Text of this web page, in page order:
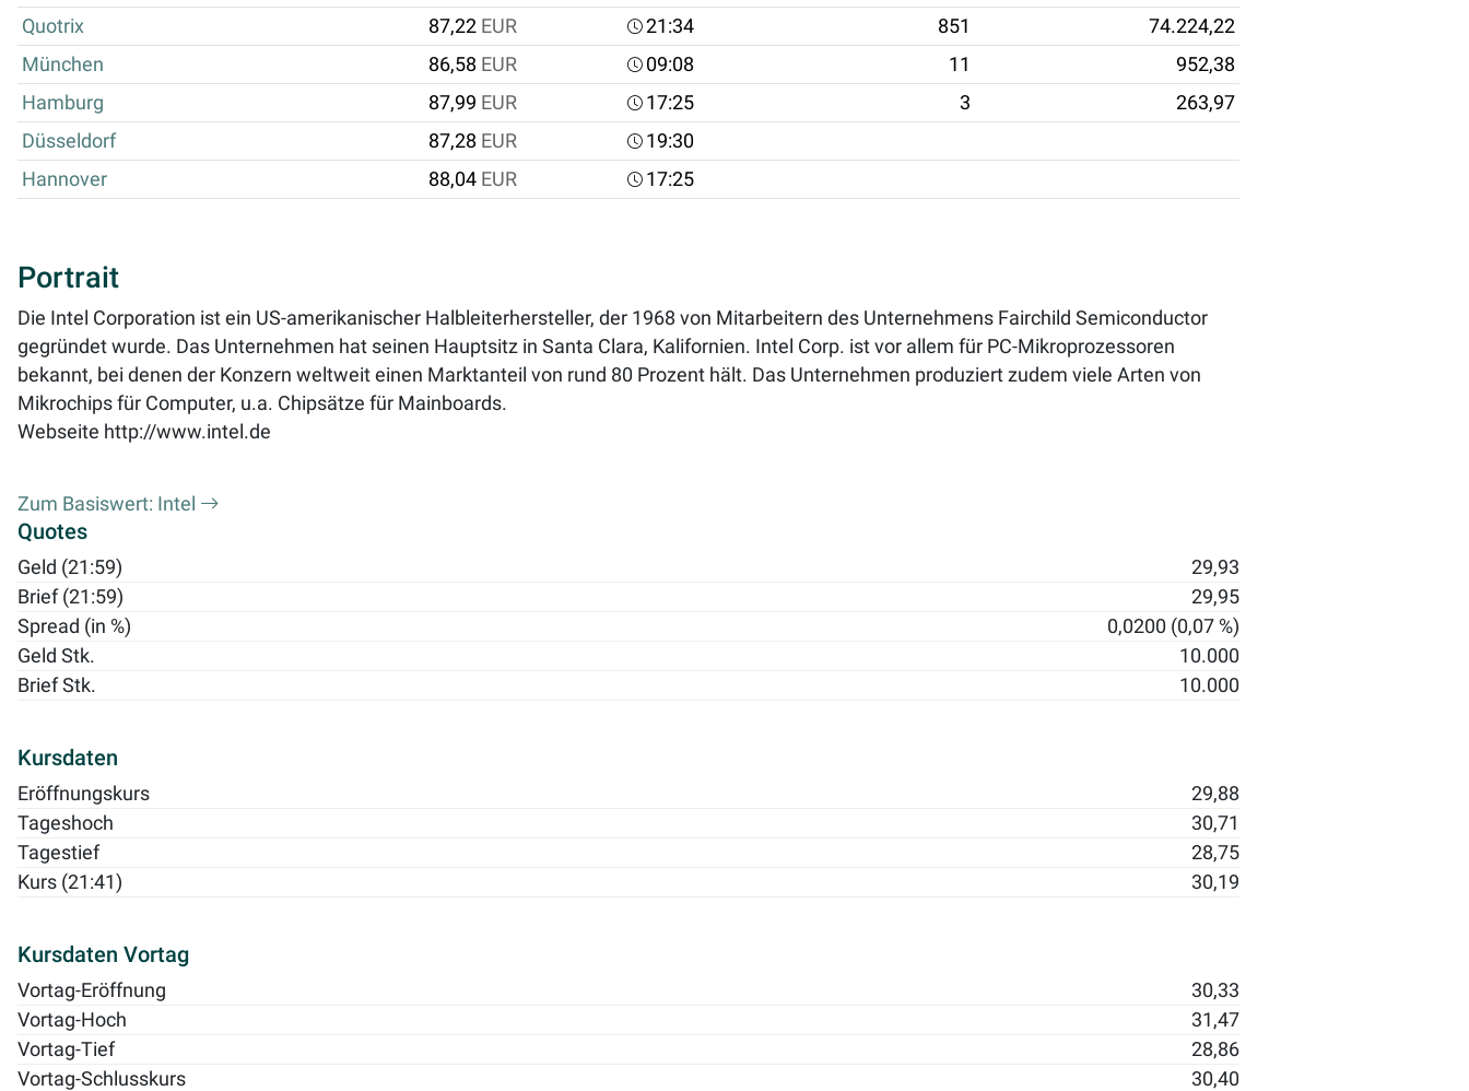
Quotrix
87,22 EUR 21:34 851
74.224,22
München
86,58 EUR 09:08 11
952,38
Hamburg
87,99 EUR 17:25 3
263,97
Düsseldorf
87,28 EUR
19:30
Hannover
88,04 EUR 17:25
Portrait
Die Intel Corporation ist ein US-amerikanischer Halbleiterhersteller, der 1968 von Mitarbeitern des Unternehmens Fairchild Semiconductor
gegründet wurde. Das Unternehmen hat seinen Hauptsitz in Santa Clara, Kalifornien. Intel Corp. ist vor allem für PC-Mikroprozessoren
bekannt, bei denen der Konzern weltweit einen Marktanteil von rund 80 Prozent hält. Das Unternehmen produziert zudem viele Arten von
Mikrochips für Computer, u.a. Chipsätze für Mainboards.
Webseite http://www.intel.de
Zum Basiswert: Intel
Quotes
Geld (21:59)
29,93
Brief (21:59)
29,95
Spread (in %)
0,0200 (0,07 %)
Geld Stk.
10.000
Brief Stk.
10.000
Kursdaten
Eröffnungskurs
29,88
Tageshoch
30,71
Tagestief
28,75
Kurs (21:41)
30,19
Kursdaten Vortag
Vortag-Eröffnung
30,33
Vortag-Hoch
31,47
Vortag-Tief
28,86
Vortag-Schlusskurs
30,40